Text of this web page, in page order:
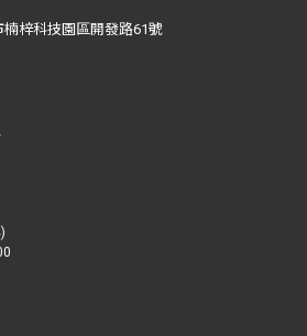
楠梓科技園區開發路61號